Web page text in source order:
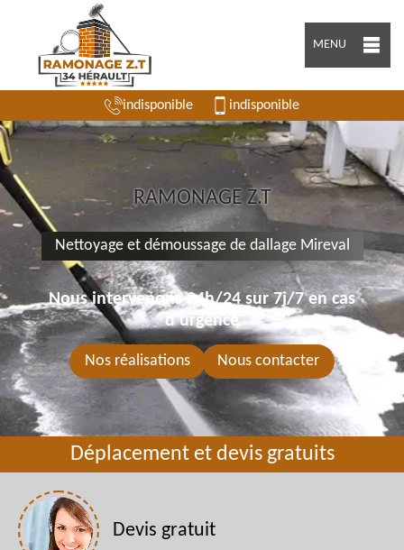
MENU
indisponible indisponible
RAMONAGE Z.T
Nettoyage et démoussage de dallage Mireval
Nous intervenons 24h/24 sur 7j/7 en cas
d'urgence
Nos réalisations Nous contacter
Déplacement et devis gratuits
Devis gratuit